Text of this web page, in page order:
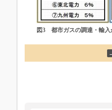
図3 都市ガスの調達・輸入